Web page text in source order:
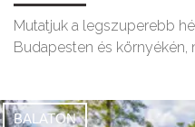
Mutatjuk a legszuperebb
Budapesten és környékén,
BALATON